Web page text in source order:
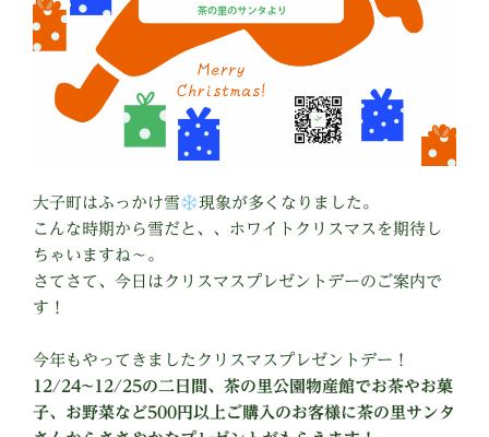
大子町はふっかけ雪
現象が多くなりました。
こんな時期から雪だと、、ホワイトクリスマスを期待し
ちゃいますね〜。
さてさて、今日はクリスマスプレゼントデーのご案内で
す！
今年もやってきましたクリスマスプレゼントデー！
12/24~12/25の二日間、茶の里公園物産館でお茶やお菓
子、お野菜など500円以上ご購入のお客様に茶の里サンタ